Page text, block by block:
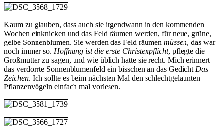
Kaum zu glauben, dass auch sie irgendwann in den kommenden
Wochen einknicken und das Feld räumen werden, für neue, grüne,
gelbe Sonnenblumen. Sie werden das Feld räumen müssen, das war
noch immer so. Hoffnung ist die erste Christenpflicht, pflegte die
Großmutter zu sagen, und wie üblich hatte sie recht. Mich erinnert
das verdorrte Sonnenblumenfeld ein bisschen an das Gedicht Das
Zeichen. Ich sollte es beim nächsten Mal den schlechtgelaunten
Pflanzenvögeln einfach mal vorlesen.